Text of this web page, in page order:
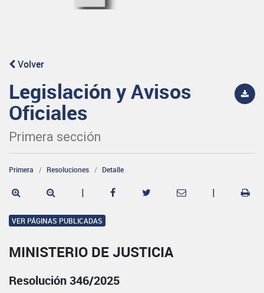
Volver
Legislación y Avisos
Oficiales
Primera sección
Primera Resoluciones Detalle
| |
VER PÁGINAS PUBLICADAS
MINISTERIO DE JUSTICIA
Resolución 346/2025